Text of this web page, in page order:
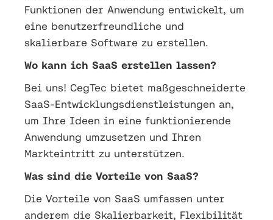
Funktionen der Anwendung entwickelt, um
eine benutzerfreundliche und
skalierbare Software zu erstellen.
Wo kann ich SaaS erstellen lassen?
Bei uns! CegTec bietet maßgeschneiderte
SaaS-Entwicklungsdienstleistungen an,
um Ihre Ideen in eine funktionierende
Anwendung umzusetzen und Ihren
Markteintritt zu unterstützen.
Was sind die Vorteile von SaaS?
Die Vorteile von SaaS umfassen unter
anderem die Skalierbarkeit, Flexibilität